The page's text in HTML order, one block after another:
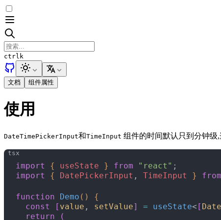
ctrl k
文档 组件属性
使用
DateTimePickerInput和TimeInput 组件的时间默认只到分钟级
import { useState } from "react" ;
import
{ DatePickerInput , TimeInput } from
function Demo ( )
{
  const
[ value , setValue] = useState< [ Date
  return
(